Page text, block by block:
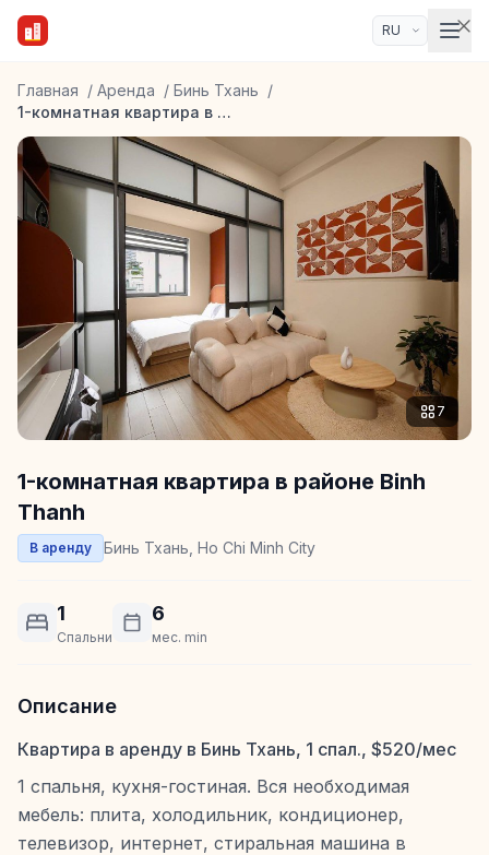
Главная / Аренда / Бинь Тхань /
1-комнатная квартира в районе Binh Thanh
7
1-комнатная квартира в районе Binh
Thanh
В аренду Бинь Тхань, Ho Chi Minh City
1
Спальни
6
мес. min
Описание
Квартира в аренду в Бинь Тхань, 1 спал., $520/мес
1 спальня, кухня-гостиная. Вся необходимая
мебель: плита, холодильник, кондиционер,
телевизор, интернет, стиральная машина в